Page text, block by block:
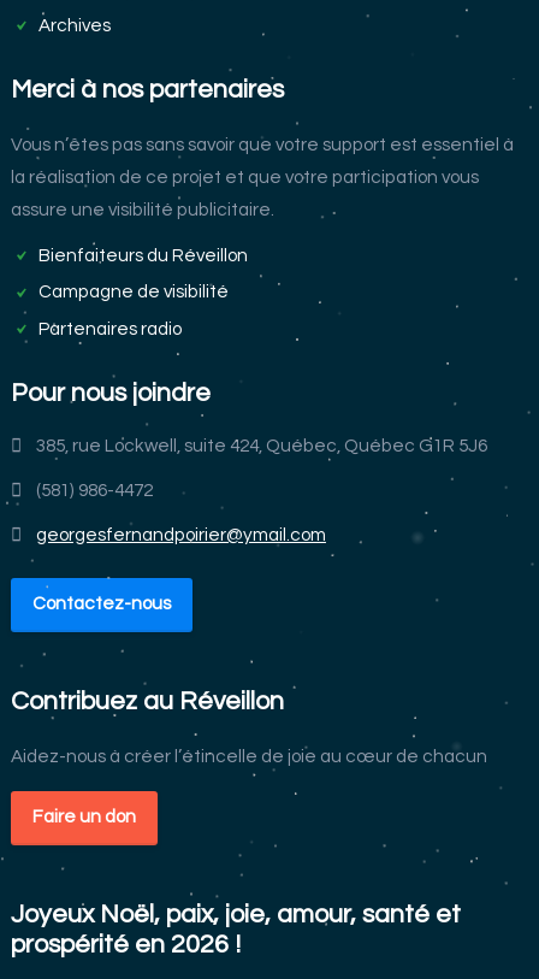
Archives
Merci à nos partenaires
Vous n’êtes pas sans savoir que votre support est essentiel à
la réalisation de ce projet et que votre participation vous
assure une visibilité publicitaire.
Bienfaiteurs du Réveillon
Campagne de visibilité
Partenaires radio
Pour nous joindre
385, rue Lockwell, suite 424, Québec, Québec G1R 5J6
(581) 986-4472
georgesfernandpoirier@ymail.com
Contactez-nous
Contribuez au Réveillon
Aidez-nous à créer l’étincelle de joie au cœur de chacun
Faire un don
Joyeux Noël, paix, joie, amour, santé et
prospérité en 2026 !